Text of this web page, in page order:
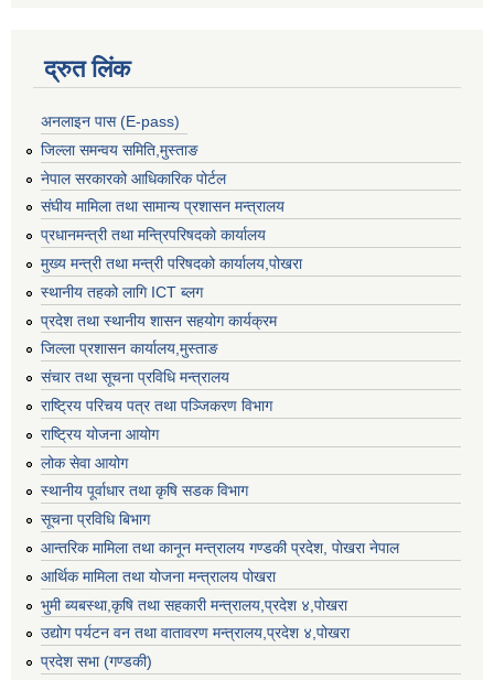
द्रुत लिंक
अनलाइन पास (E-pass)
जिल्ला समन्वय समिति,मुस्ताङ
नेपाल सरकारको आधिकारिक पोर्टल
संघीय मामिला तथा सामान्य प्रशासन मन्त्रालय
प्रधानमन्त्री तथा मन्त्रिपरिषदको कार्यालय
मुख्य मन्त्री तथा मन्त्री परिषदको कार्यालय,पोखरा
स्थानीय तहको लागि ICT ब्लग
प्रदेश तथा स्थानीय शासन सहयोग कार्यक्रम
जिल्ला प्रशासन कार्यालय,मुस्ताङ
संचार तथा सूचना प्रविधि मन्त्रालय
राष्ट्रिय परिचय पत्र तथा पञ्जिकरण विभाग
राष्ट्रिय योजना आयोग
लोक सेवा आयोग
स्थानीय पूर्वाधार तथा कृषि सडक विभाग
सूचना प्रविधि बिभाग
आन्तरिक मामिला तथा कानून मन्त्रालय गण्डकी प्रदेश, पाेखरा नेपाल
आर्थिक मामिला तथा योजना मन्त्रालय पोखरा
भुमी ब्यबस्था,कृषि तथा सहकारी मन्त्रालय,प्रदेश ४,पोखरा
उद्योग पर्यटन वन तथा वातावरण मन्त्रालय,प्रदेश ४,पोखरा
प्रदेश सभा (गण्डकी)